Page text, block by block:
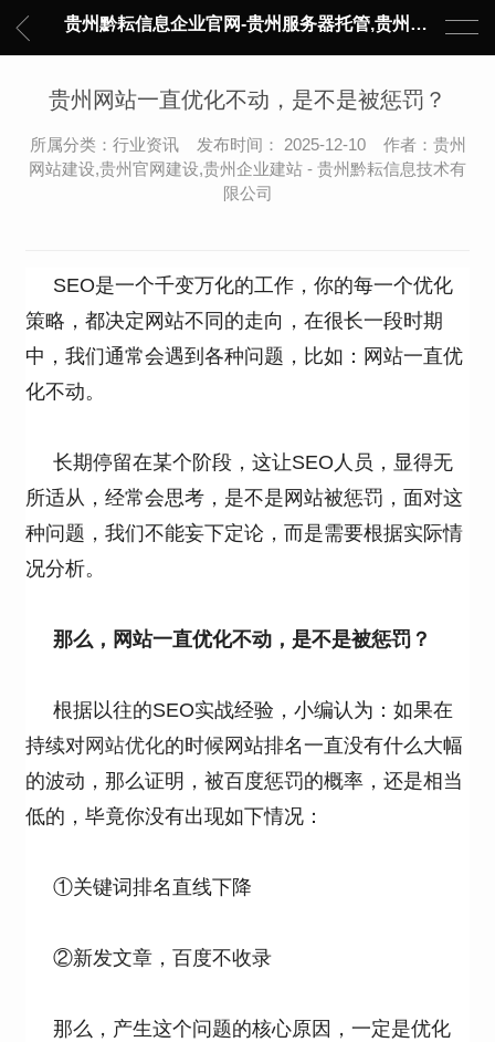
贵州黔耘信息企业官网-贵州服务器托管,贵州主机托管,云服务器托管,数据中心托管,网络设备托管,服务器租用,托管服务提供商,服务器管理-黔耘信息 贵州数据中心机柜租用-专业贵州IDC托管服务器维修
贵州网站一直优化不动，是不是被惩罚？
所属分类：行业资讯 发布时间： 2025-12-10 作者：贵州
网站建设,贵州官网建设,贵州企业建站 - 贵州黔耘信息技术有
限公司
SEO是一个千变万化的工作，你的每一个优化
策略，都决定网站不同的走向，在很长一段时期
中，我们通常会遇到各种问题，比如：网站一直优
化不动。
长期停留在某个阶段，这让SEO人员，显得无
所适从，经常会思考，是不是网站被惩罚，面对这
种问题，我们不能妄下定论，而是需要根据实际情
况分析。
那么，网站一直优化不动，是不是被惩罚？
根据以往的SEO实战经验，小编认为：如果在
持续对网站优化的时候网站排名一直没有什么大幅
的波动，那么证明，被百度惩罚的概率，还是相当
低的，毕竟你没有出现如下情况：
①关键词排名直线下降
②新发文章，百度不收录
那么，产生这个问题的核心原因，一定是优化